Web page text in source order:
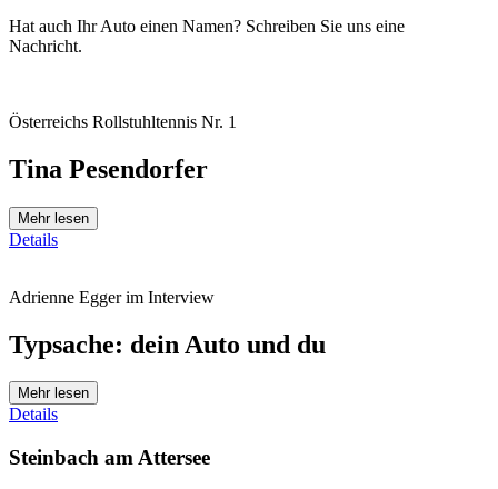
Hat auch Ihr Auto einen Namen? Schreiben Sie uns eine
Nachricht.
Österreichs Rollstuhltennis Nr. 1
Tina Pesendorfer
Mehr lesen
Details
Adrienne Egger im Interview
Typsache: dein Auto und du
Mehr lesen
Details
Steinbach am Attersee